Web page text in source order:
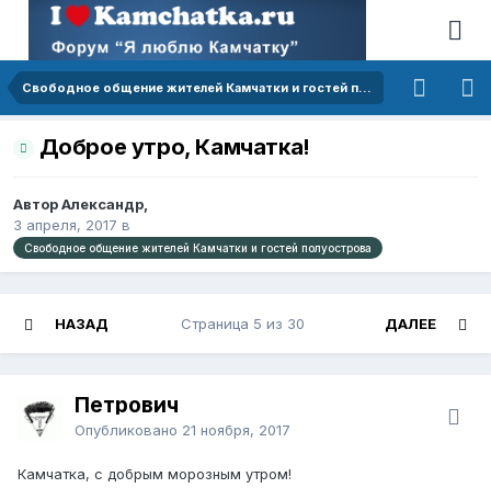
Свободное общение жителей Камчатки и гостей полуострова
Доброе утро, Камчатка!
Автор Александр,
3 апреля, 2017 в
Свободное общение жителей Камчатки и гостей полуострова
НАЗАД ДАЛЕЕ
Страница 5 из 30
Петрович
Опубликовано 21 ноября, 2017
Камчатка, с добрым морозным утром!